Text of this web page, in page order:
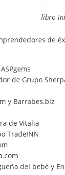
libro-
de
de Grupo
y Barrabes.biz
de Vitalia
TradeINN
del bebé y